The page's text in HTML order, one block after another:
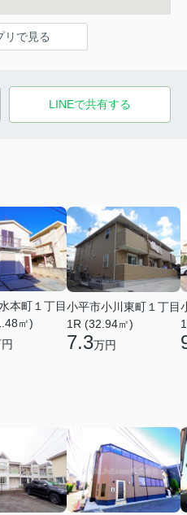
リで見る
LINEで共有する
本町１丁目
㎡)
小平市小川東町１丁目
1R (32.94㎡)
7.3万円